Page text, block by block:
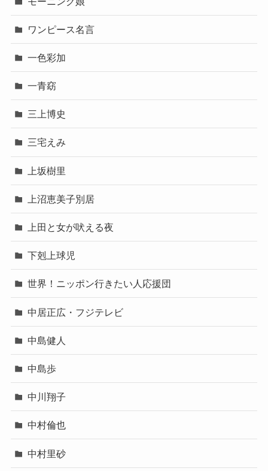
ワンピース名言
一色彩加
一青窈
三上博史
三宅えみ
上坂樹里
上沼恵美子別居
上田と女が吠える夜
下剋上球児
世界！ニッポン行きたい人応援団
中居正広・フジテレビ
中島健人
中島歩
中川翔子
中村倫也
中村里砂